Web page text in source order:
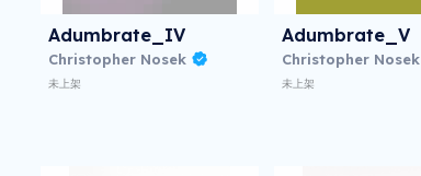
Adumbrate_IV
Christopher Nosek
未上架
Adumbrate_V
Christopher Nosek
未上架